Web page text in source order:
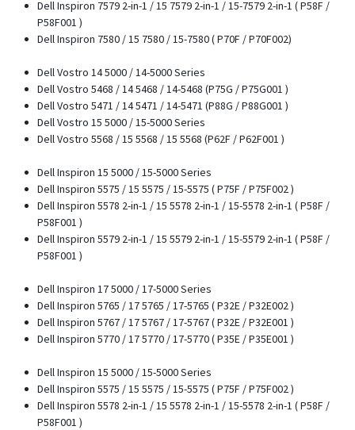
Dell Inspiron 7579 2-in-1 / 15 7579 2-in-1 / 15-7579 2-in-1 ( P58F /
P58F001 )
Dell Inspiron 7580 / 15 7580 / 15-7580 ( P70F / P70F002)
Dell Vostro 14 5000 / 14-5000 Series
Dell Vostro 5468 / 14 5468 / 14-5468 (P75G / P75G001 )
Dell Vostro 5471 / 14 5471 / 14-5471 (P88G / P88G001 )
Dell Vostro 15 5000 / 15-5000 Series
Dell Vostro 5568 / 15 5568 / 15 5568 (P62F / P62F001 )
Dell Inspiron 15 5000 / 15-5000 Series
Dell Inspiron 5575 / 15 5575 / 15-5575 ( P75F / P75F002 )
Dell Inspiron 5578 2-in-1 / 15 5578 2-in-1 / 15-5578 2-in-1 ( P58F /
P58F001 )
Dell Inspiron 5579 2-in-1 / 15 5579 2-in-1 / 15-5579 2-in-1 ( P58F /
P58F001 )
Dell Inspiron 17 5000 / 17-5000 Series
Dell Inspiron 5765 / 17 5765 / 17-5765 ( P32E / P32E002 )
Dell Inspiron 5767 / 17 5767 / 17-5767 ( P32E / P32E001 )
Dell Inspiron 5770 / 17 5770 / 17-5770 ( P35E / P35E001 )
Dell Inspiron 15 5000 / 15-5000 Series
Dell Inspiron 5575 / 15 5575 / 15-5575 ( P75F / P75F002 )
Dell Inspiron 5578 2-in-1 / 15 5578 2-in-1 / 15-5578 2-in-1 ( P58F /
P58F001 )